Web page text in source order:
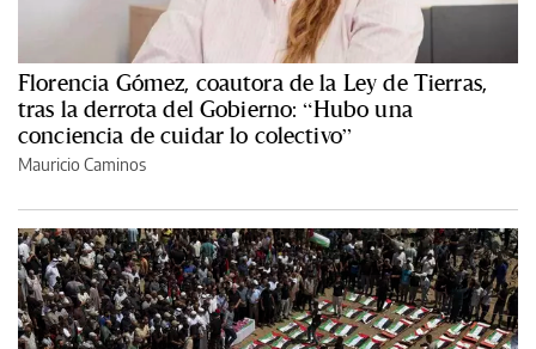
Florencia Gómez, coautora de la Ley de Tierras,
tras la derrota del Gobierno: “Hubo una
conciencia de cuidar lo colectivo”
Mauricio Caminos